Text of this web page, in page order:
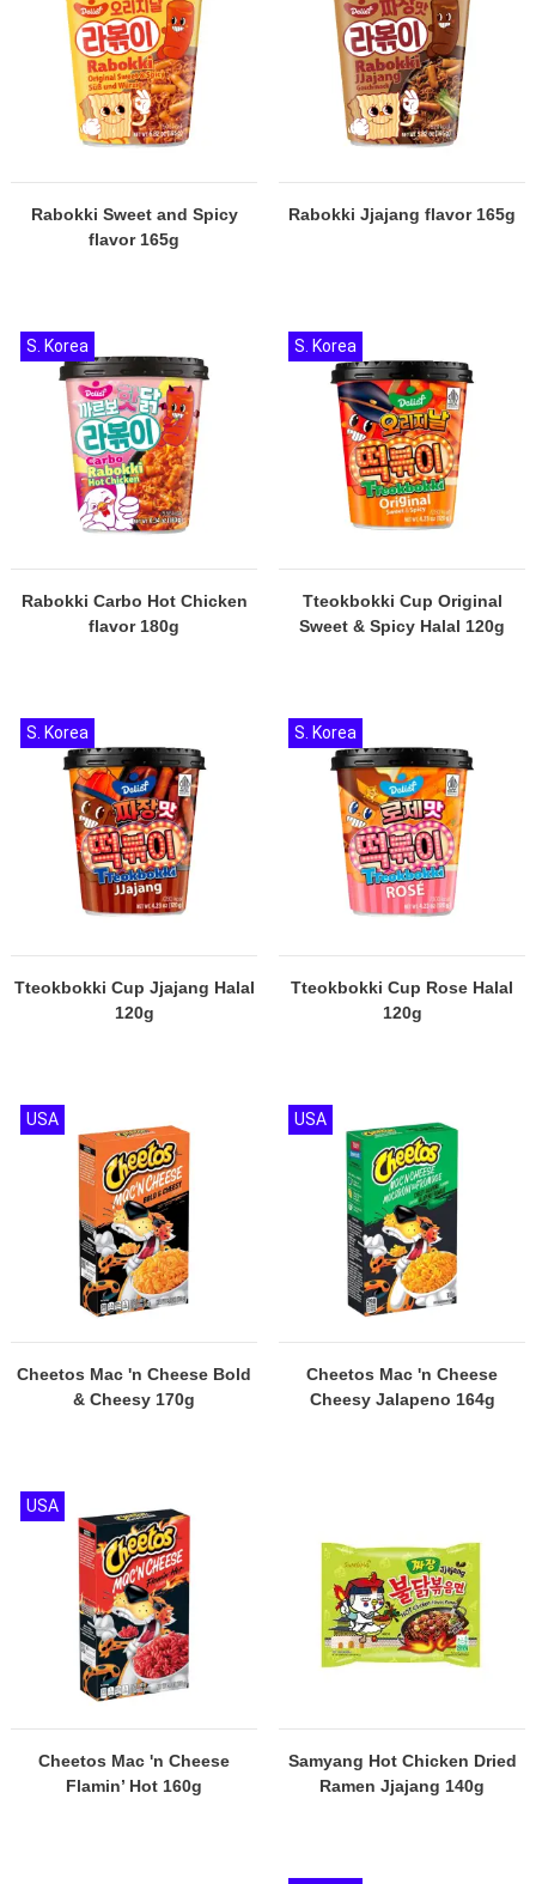
Rabokki Sweet and Spicy
flavor 165g
Rabokki Jjajang flavor 165g
Rabokki Carbo Hot Chicken
flavor 180g
S. Korea
Tteokbokki Cup Original
Sweet & Spicy Halal 120g
S. Korea
Tteokbokki Cup Jjajang Halal
120g
S. Korea
Tteokbokki Cup Rose Halal
120g
S. Korea
Cheetos Mac 'n Cheese Bold
& Cheesy 170g
USA
Cheetos Mac 'n Cheese
Cheesy Jalapeno 164g
USA
Cheetos Mac 'n Cheese
Flamin’ Hot 160g
USA
Samyang Hot Chicken Dried
Ramen Jjajang 140g